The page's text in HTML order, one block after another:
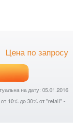
Цена по запросу
на дату: 05.01.2016
10% до 30% от "retail" -